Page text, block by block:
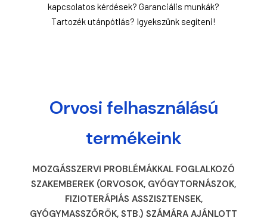
kapcsolatos kérdések? Garanciális munkák?
Tartozék utánpótlás? Igyekszünk segíteni!
Orvosi felhasználású
termékeink
MOZGÁSSZERVI PROBLÉMÁKKAL FOGLALKOZÓ
SZAKEMBEREK (ORVOSOK, GYÓGYTORNÁSZOK,
FIZIOTERÁPIÁS ASSZISZTENSEK,
GYÓGYMASSZŐRÖK, STB.) SZÁMÁRA AJÁNLOTT